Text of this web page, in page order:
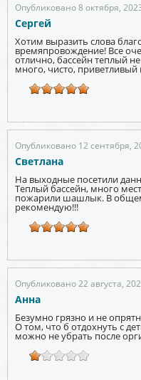
Опубликовано 8 октября,
Сергей
Хотим выразить слова
времяпровождение! Все
отлично, бассейн теплый
много, чисто,
Опубликовано 12 сентября,
Светлана
На выходные посетили
Теплый бассейн, много
пожарили шашлык. В
рекомендую!!!
Опубликовано 22 августа,
Анна
Безумно грязно и не
О том, что б отдохнуть с
можно не убрать после